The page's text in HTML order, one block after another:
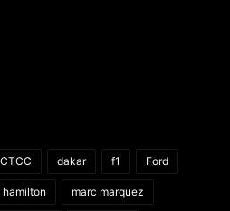
CTCC dakar f1 Ford
hamilton marc marquez